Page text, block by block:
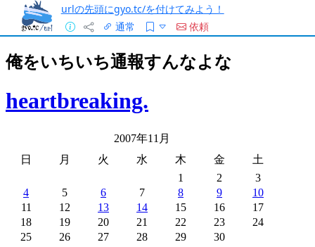
urlの先頭にgyo.tc/を付けてみよう！
通常
依頼